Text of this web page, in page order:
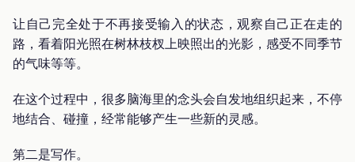
让自己完全处于不再接受输入的状态，观察自己正在走的
路，看着阳光照在树林枝杈上映照出的光影，感受不同季节
的气味等等。
在这个过程中，很多脑海里的念头会自发地组织起来，不停
地结合、碰撞，经常能够产生一些新的灵感。
第二是写作。